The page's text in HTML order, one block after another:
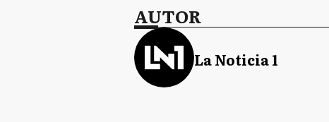
AUTOR
La Noticia 1